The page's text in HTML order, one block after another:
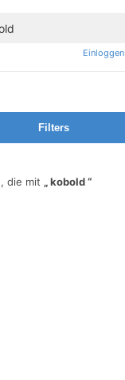
Einloggen
Filters
die mit
kobold